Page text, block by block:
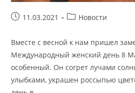
Запись11.03.2021
Рубрика
Новости
Вместе с весной к нам пришел
Международный женский день 8
особенный. Он согрет лучами
улыбками, украшен россыпью